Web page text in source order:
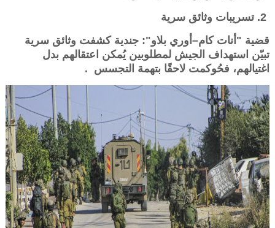
قضية "أنات كام–أوري بلاو": جندية كشفت وثائق سرية
تبيّن استهداف الجيش لمطلوبين يُمكن اعتقالهم بدل
اغتيالهم، فحُوكمت لاحقًا بتهمة التجسس .